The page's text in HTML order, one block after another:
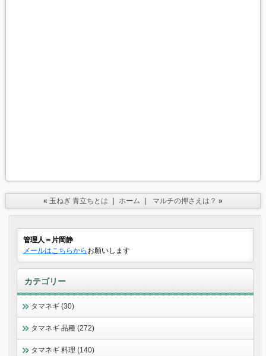
« 玉ねぎ 青立ちとは ｜ ホーム ｜ マルチの押さえは？ »
管理人＝片岡静
メールはこちらから お願いします
カテゴリー
タマネギ (30)
タマネギ 品種 (272)
タマネギ 料理 (140)